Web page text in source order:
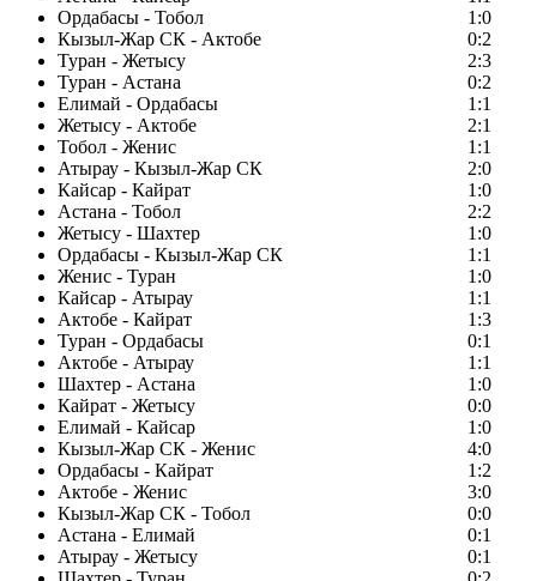
Ордабасы - Тобол
1:0
Кызыл-Жар СК - Актобе
0:2
Туран - Жетысу
2:3
Туран - Астана
0:2
Елимай - Ордабасы
1:1
Жетысу - Актобе
2:1
Тобол - Женис
1:1
Атырау - Кызыл-Жар СК
2:0
Кайсар - Кайрат
1:0
Астана - Тобол
2:2
Жетысу - Шахтер
1:0
Ордабасы - Кызыл-Жар СК
1:1
Женис - Туран
1:0
Кайсар - Атырау
1:1
Актобе - Кайрат
1:3
Туран - Ордабасы
0:1
Актобе - Атырау
1:1
Шахтер - Астана
1:0
Кайрат - Жетысу
0:0
Елимай - Кайсар
1:0
Кызыл-Жар СК - Женис
4:0
Ордабасы - Кайрат
1:2
Актобе - Женис
3:0
Кызыл-Жар СК - Тобол
0:0
Астана - Елимай
0:1
Атырау - Жетысу
0:1